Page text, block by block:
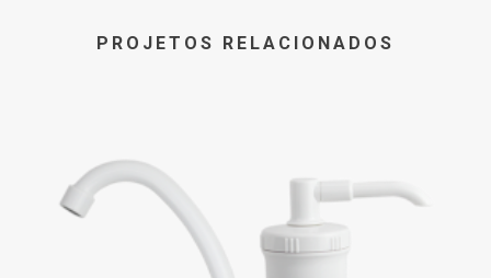
PROJETOS RELACIONADOS